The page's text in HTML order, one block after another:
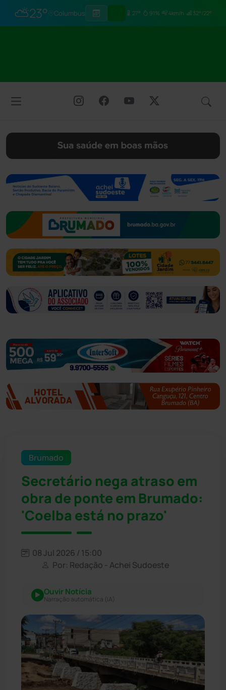
⛅23° Columbus 27° 91% 4km/h 32°/22°
Brumado
Secretário nega atraso em
obra de ponte em Brumado:
'Coelba está no prazo'
08 Jul 2026 / 15:00
Por: Redação - Achei Sudoeste
Ouvir Notícia
Narração automática (IA)